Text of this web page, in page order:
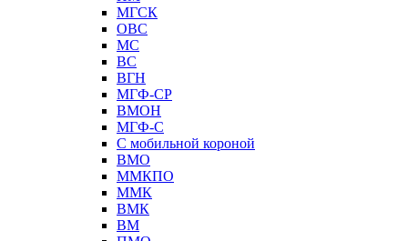
МГСК
ОВС
МС
ВС
ВГН
МГФ-СР
ВМОН
МГФ-С
С мобильной короной
ВМО
ММКПО
ММК
ВМК
ВМ